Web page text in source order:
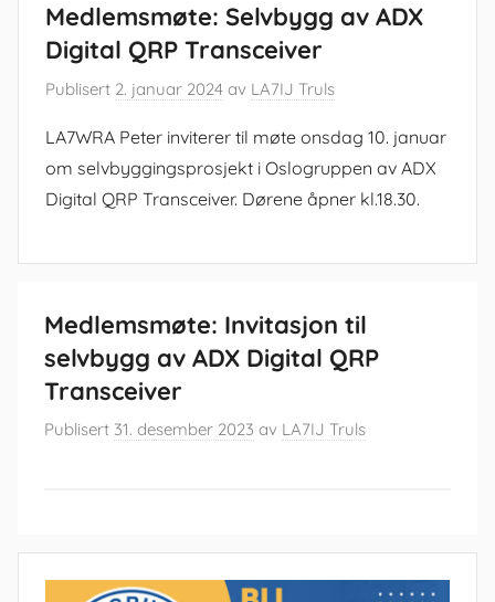
Medlemsmøte: Selvbygg av ADX
Digital QRP Transceiver
Publisert 2. januar 2024 av LA7IJ Truls
LA7WRA Peter inviterer til møte onsdag 10. januar
om selvbyggingsprosjekt i Oslogruppen av ADX
Digital QRP Transceiver. Dørene åpner kl.18.30.
Medlemsmøte: Invitasjon til
selvbygg av ADX Digital QRP
Transceiver
Publisert 31. desember 2023 av LA7IJ Truls